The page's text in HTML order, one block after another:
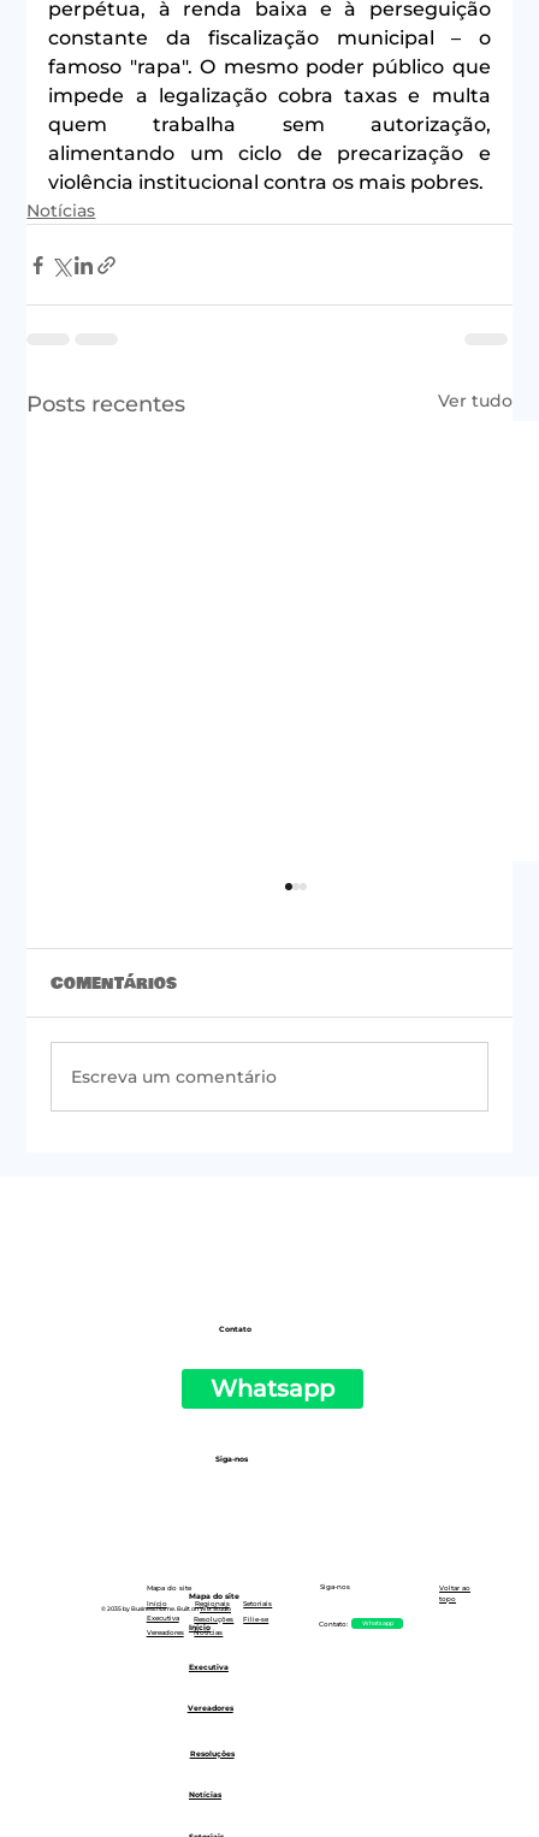
perpétua, à renda baixa e à perseguição
constante da fiscalização municipal – o
famoso "rapa". O mesmo poder público que
impede a legalização cobra taxas e multa
quem trabalha sem autorização,
alimentando um ciclo de precarização e
violência institucional contra os mais pobres.
Notícias
Posts recentes Ver tudo
Comentários
Escreva um comentário
© 2035 by Business Name. Built onWix Studio
Mapa do site
Início Regionais
Setoriais
Executiva
Resoluções
Filie-se
Vereadores
Notícias
Siga-nos
Contato: Whatsapp
Voltar ao
topo
Executiva
Início
Mapa do site
Vereadores
Notícias
Resoluções
Contato
Whatsapp
Siga-nos